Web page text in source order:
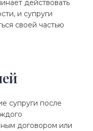
действовать
и супруги
своей частью
супруги после
договором или